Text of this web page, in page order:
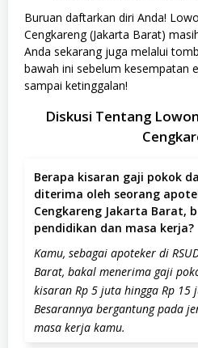
Buruan daftarkan diri Anda!
Cengkareng (Jakarta Barat)
Anda sekarang juga melalui
bawah ini sebelum kesempatan
sampai ketinggalan!
Diskusi Tentang
Berapa kisaran gaji pokok
diterima oleh seorang
Cengkareng Jakarta Barat,
pendidikan dan masa kerja?
Kamu, sebagai apoteker di
Barat, bakal menerima gaji
kisaran Rp 5 juta hingga Rp 15
Besarannya bergantung pada
masa kerja kamu.